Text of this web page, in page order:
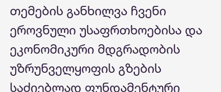
თემების განხილვა ჩვენი
ეროვნული უსაფრთხოებისა და
ეკონომიკური მდგრადობის
უზრუნველყოფის გზების
საძიებლად ფუნდამენტური